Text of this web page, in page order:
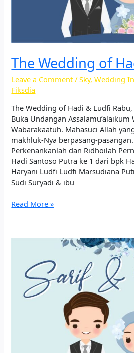
The Wedding of
Leave a Comment /Sky,Wedding
Fiksdia
The Wedding of Hadi & Ludfi
Buka Undangan
Wabarakaatuh. Mahasuci Allah
makhluk-Nya berpasang-pasangan.
Perkenankanlah dan Ridhoilah
Hadi Santoso Putra ke 1 dari bpk
Haryani Ludfi Ludfi Marsudiana
Sudi Suryadi & ibu
Read More »
Sarif and Nurul